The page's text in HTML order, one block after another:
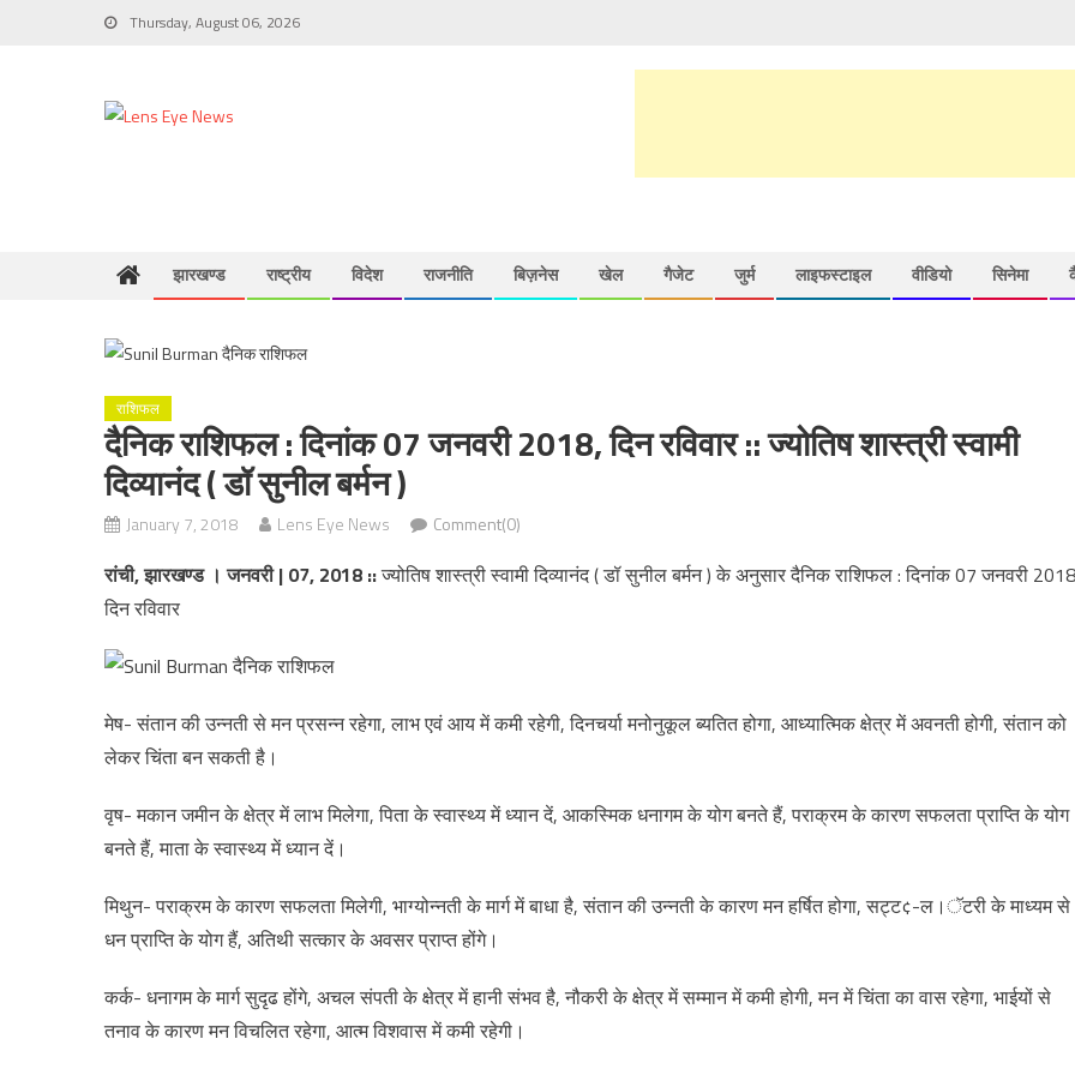
Thursday, August 06, 2026
झारखण्ड राष्ट्रीय विदेश राजनीति बिज़नेस खेल गैजेट जुर्म लाइफस्टाइल वीडियो सिनेमा
राशिफल
दैनिक राशिफल : दिनांक 07 जनवरी 2018, दिन रविवार :: ज्योतिष शास्त्री स्वामी
दिव्यानंद ( डॉ सुनील बर्मन )
January 7, 2018 Lens Eye News Comment(0)
रांची, झारखण्ड । जनवरी | 07, 2018 ::ज्योतिष शास्त्री स्वामी दिव्यानंद ( डॉ सुनील बर्मन ) के अनुसार दैनिक राशिफल : दिनांक 07 जनवरी
दिन रविवार
मेष- संतान की उन्नती से मन प्रसन्न रहेगा, लाभ एवं आय में कमी रहेगी, दिनचर्या मनोनुकूल ब्यतित होगा, आध्यात्मिक क्षेत्र में अवनती होगी, संतान को
लेकर चिंता बन सकती है।
वृष- मकान जमीन के क्षेत्र में लाभ मिलेगा, पिता के स्वास्थ्य में ध्यान दें, आकस्मिक धनागम के योग बनते हैं, पराक्रम के कारण सफलता प्राप्ति के योग
बनते हैं, माता के स्वास्थ्य में ध्यान दें।
मिथुन- पराक्रम के कारण सफलता मिलेगी, भाग्योन्नती के मार्ग में बाधा है, संतान की उन्नती के कारण मन हर्षित होगा, सट्ट¢-ल।ॅटरी के माध्यम से
धन प्राप्ति के योग हैं, अतिथी सत्कार के अवसर प्राप्त होंगे।
कर्क- धनागम के मार्ग सुदृढ होंगे, अचल संपती के क्षेत्र में हानी संभव है, नौकरी के क्षेत्र में सम्मान में कमी होगी, मन में चिंता का वास रहेगा, भाईयों से
तनाव के कारण मन विचलित रहेगा, आत्म विशवास में कमी रहेगी।